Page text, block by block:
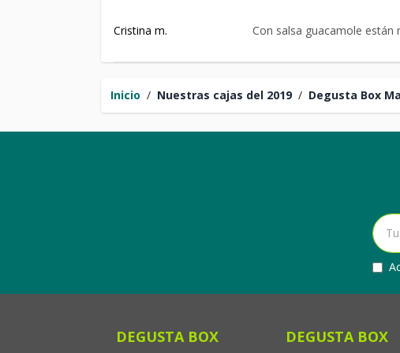
Inicio / Nuestras cajas del 2019 / Degusta Box
Cristina m. Con salsa guacamole
DEGUSTA BOX
DEGUSTA BOX